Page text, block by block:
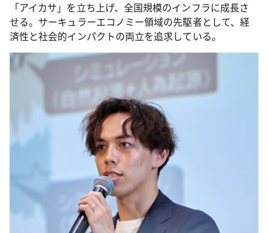
「アイカサ」を立ち上げ、全国規模のインフラに成長さ
せる。サーキュラーエコノミー領域の先駆者として、経
済性と社会的インパクトの両立を追求している。